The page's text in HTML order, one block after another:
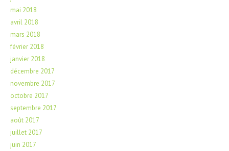
mai 2018
avril 2018
mars 2018
février 2018
janvier 2018
décembre 2017
novembre 2017
octobre 2017
septembre 2017
août 2017
juillet 2017
juin 2017